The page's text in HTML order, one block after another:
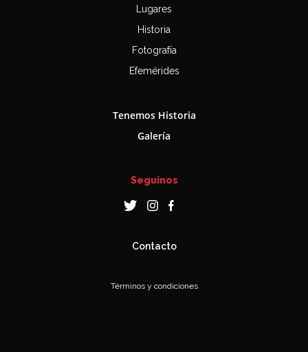
Lugares
Historia
Fotografía
Efemérides
Tenemos Historia
Galería
Seguinos
Contacto
Términos y condiciones